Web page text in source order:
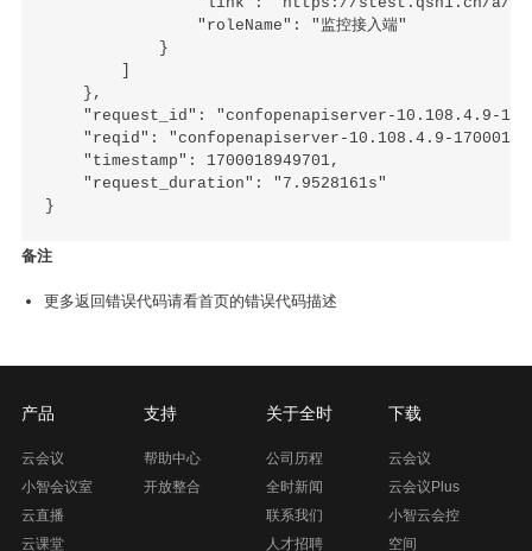
                "roleName": "监控接入端"
            }
    },
"request_id": "confopenapiserver-10.108.4.9-
"reqid": "confopenapiserver-10.108.4.9-
    "timestamp": 1700018949701,
    "request_duration": "7.9528161s"
备注
更多返回错误代码请看首页的错误代码描述
产品
云会议
小智会议室
云直播
云课堂
支持
帮助中心
开放整合
关于全时
公司历程
全时新闻
联系我们
人才招聘
下载
云会议
云会议Plus
小智云会控
空间